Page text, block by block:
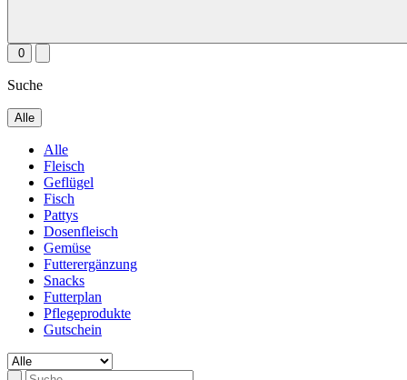
0
Suche
Alle
Alle
Fleisch
Geflügel
Fisch
Pattys
Dosenfleisch
Gemüse
Futterergänzung
Snacks
Futterplan
Pflegeprodukte
Gutschein